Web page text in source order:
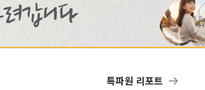
특파원 리포트